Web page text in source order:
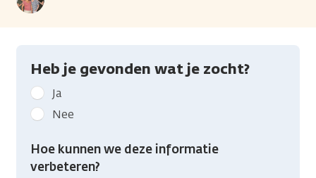
Heb je gevonden wat je zocht?
Geef
kanker.nl
feedback:
Heb
Ja
Nee
Hoe kunnen we deze informatie
verbeteren?